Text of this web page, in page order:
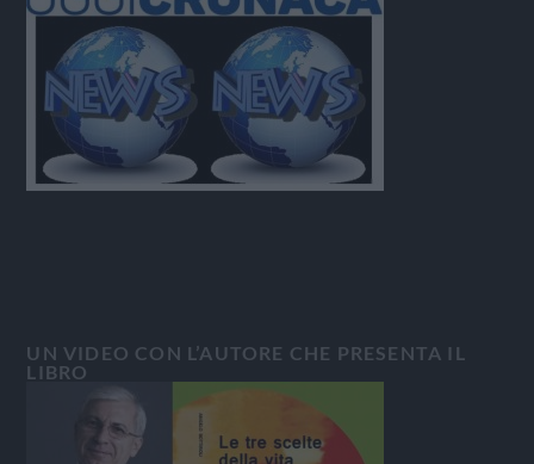
UN VIDEO CON L’AUTORE CHE PRESENTA IL
LIBRO